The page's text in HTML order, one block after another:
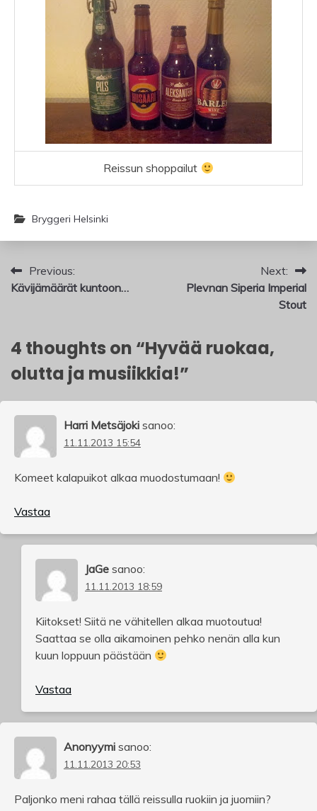
Reissun shoppailut
Bryggeri Helsinki
Artikkelien
selaus
Previous:
Kävijämäärät kuntoon…
Next:
Plevnan Siperia Imperial
Stout
4 thoughts on “Hyvää ruokaa,
olutta ja musiikkia!”
Harri Metsäjoki sanoo:
11.11.2013 15:54
Komeet kalapuikot alkaa muodostumaan!
Vastaa
JaGe sanoo:
11.11.2013 18:59
Kiitokset! Siitä ne vähitellen alkaa muotoutua!
Saattaa se olla aikamoinen pehko nenän alla kun
kuun loppuun päästään
Vastaa
Anonyymi sanoo:
11.11.2013 20:53
Paljonko meni rahaa tällä reissulla ruokiin ja juomiin?